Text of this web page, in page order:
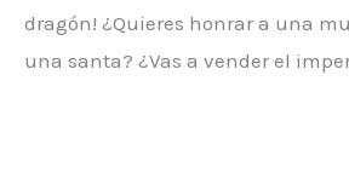
dragón! ¿Quieres honrar a una
una santa? ¿Vas a vender el